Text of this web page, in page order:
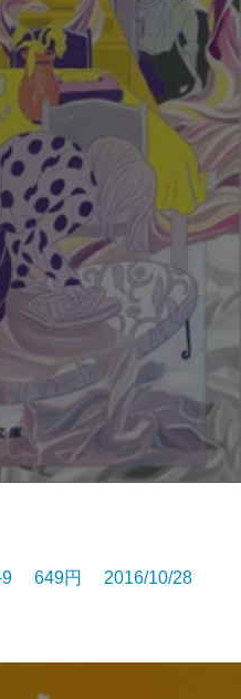
9 649円 2016/10/28